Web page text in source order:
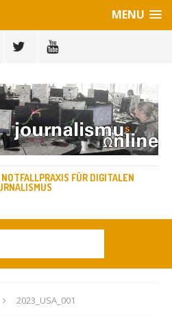
MENU
FÜR DIGITALEN
2023_USA_001